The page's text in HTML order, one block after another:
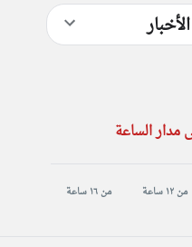
مدار الساعة
من ١٢ ساعة من ١٦ ساعة